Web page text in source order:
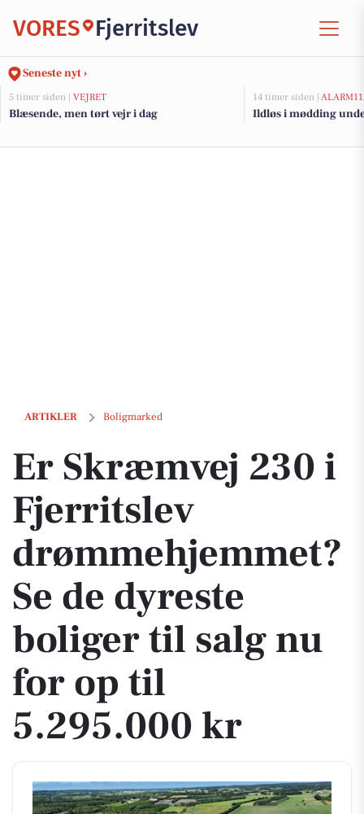
VORES Fjerritslev
Seneste nyt ›
5 timer siden | VEJRET
Blæsende, men tørt vejr i dag
14 timer siden |
Ildløs i mødding
ARTIKLER Boligmarked
Er Skræmvej 230 i Fjerritslev drømmehjemmet? Se de dyreste
Er Skræmvej 230 i
Fjerritslev
drømmehjemmet?
Se de dyreste
boliger til salg nu
for op til
5.295.000 kr